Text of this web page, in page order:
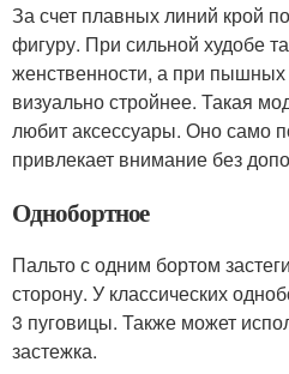
За счет плавных линий крой
фигуру. При сильной худобе
женственности, а при
визуально стройнее. Такая
любит аксессуары. Оно само
привлекает внимание без
Однобортное
Пальто с одним бортом
сторону. У классических
3 пуговицы. Также может
застежка.